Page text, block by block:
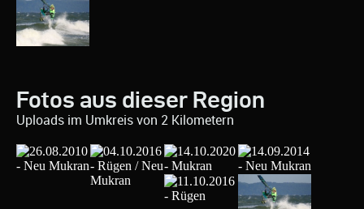
Fotos aus dieser Region
Uploads im Umkreis von 2 Kilometern